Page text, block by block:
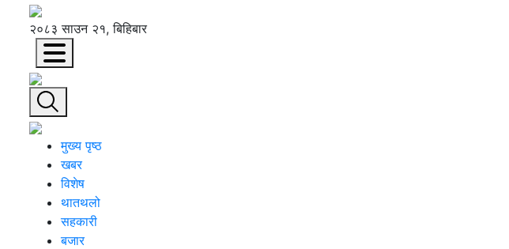
२०८३ साउन २१, बिहिबार
मुख्य पृष्ठ
खबर
विशेष
थातथलो
सहकारी
बजार